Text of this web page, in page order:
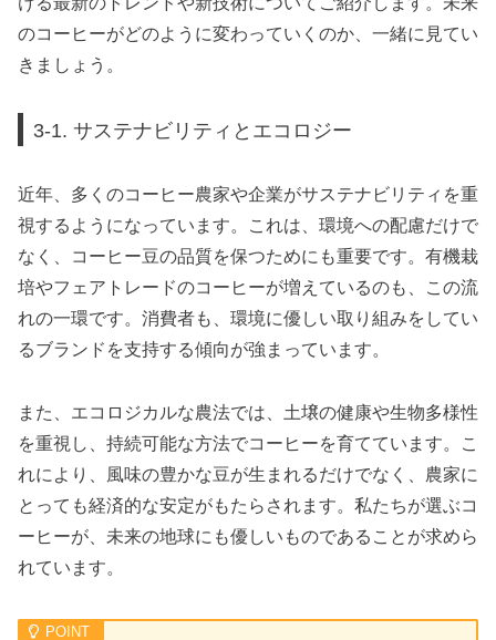
のコーヒーがどのように変わっていくのか、一緒に見てい
きましょう。
3-1. サステナビリティとエコロジー
近年、多くのコーヒー農家や企業がサステナビリティを重
視するようになっています。これは、環境への配慮だけで
なく、コーヒー豆の品質を保つためにも重要です。有機栽
培やフェアトレードのコーヒーが増えているのも、この流
れの一環です。消費者も、環境に優しい取り組みをしてい
るブランドを支持する傾向が強まっています。
また、エコロジカルな農法では、土壌の健康や生物多様性
を重視し、持続可能な方法でコーヒーを育てています。こ
れにより、風味の豊かな豆が生まれるだけでなく、農家に
とっても経済的な安定がもたらされます。私たちが選ぶコ
ーヒーが、未来の地球にも優しいものであることが求めら
れています。